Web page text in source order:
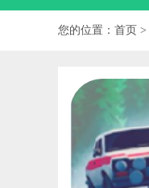
您的位置： 首页 >